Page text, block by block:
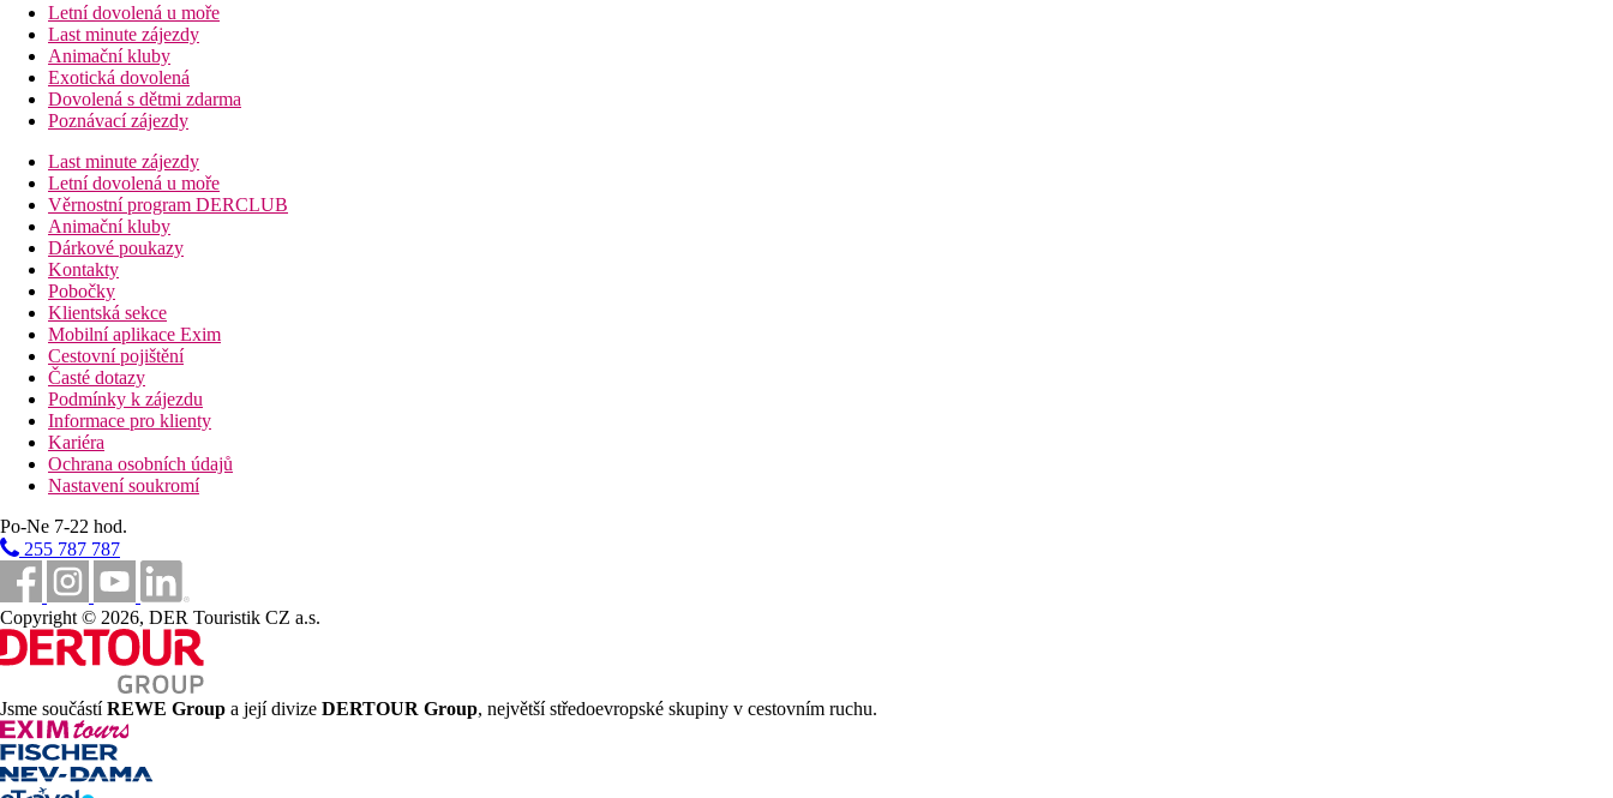
Letní dovolená u moře
Last minute zájezdy
Animační kluby
Exotická dovolená
Dovolená s dětmi zdarma
Poznávací zájezdy
Last minute zájezdy
Letní dovolená u moře
Věrnostní program DERCLUB
Animační kluby
Dárkové poukazy
Kontakty
Pobočky
Klientská sekce
Mobilní aplikace Exim
Cestovní pojištění
Časté dotazy
Podmínky k zájezdu
Informace pro klienty
Kariéra
Ochrana osobních údajů
Nastavení soukromí
Po-Ne 7-22 hod.
255 787 787
Copyright © 2026, DER Touristik CZ a.s.
Jsme součástíREWE Group a její divize DERTOUR Group, největší středoevropské skupiny v cestovním ruchu.